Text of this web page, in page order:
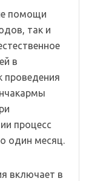
помощи
так и
в
процесс
один месяц.
включает в